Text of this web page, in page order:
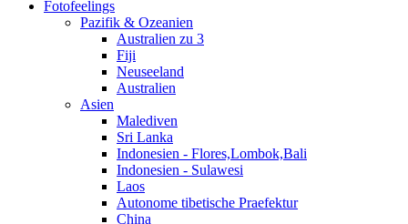
Fotofeelings
Pazifik & Ozeanien
Australien zu 3
Fiji
Neuseeland
Australien
Asien
Malediven
Sri Lanka
Indonesien - Flores,Lombok,Bali
Indonesien - Sulawesi
Laos
Autonome tibetische Praefektur
China